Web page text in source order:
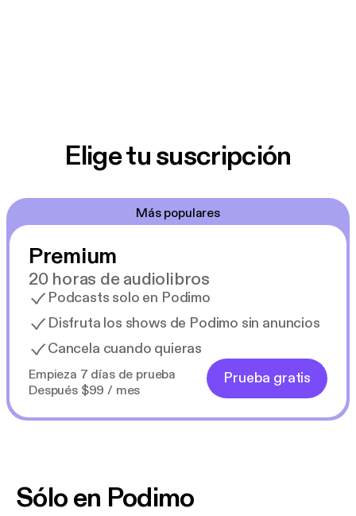
Elige tu suscripción
Más populares
Premium
20 horas de audiolibros
Podcasts solo en Podimo
Disfruta los shows de Podimo sin anuncios
Cancela cuando quieras
Empieza 7 días de prueba
Después $99 / mes
Prueba gratis
Sólo en Podimo